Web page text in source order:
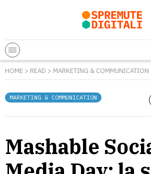
HOME > READ > MARKETING & COMMUNICATION
MARKETING & COMMUNICATION
Mashable